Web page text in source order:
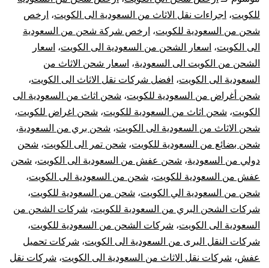
الي
الكويت
|
نقل
عفش
من
السعودية
للكويت
للكويت، اجراءات نقل الاثاث من السعودية الى الكويت، ارخص
شحن من السعودية للكويت، ارخص شركة شحن من السعودية
الى الكويت، اسعار الشحن من السعودية الى الكويت، اسعار
الشحن من الكويت الى السعودية، اسعار شحن الاثاث من
السعودية الى الكويت، افضل شركات نقل الاثاث الى الكويت،
شحن أغراض من السعودية للكويت، شحن اثاث من السعودية الى
الكويت، شحن اثاث من السعودية للكويت، شحن اغراض للكويت،
شحن الاثاث من السعودية الى الكويت، شحن بري من السعودية،
شحن بضائع من السعودية للكويت، شحن تمر الى الكويت، شحن
دولي من السعودية، شحن عفش من السعودية الى الكويت، شحن
عفش من السعودية للكويت، شحن من السعودية الى الكويت،
شحن من السعودية الي الكويت، شحن من السعودية للكويت،
شركات الشحن البري من السعودية للكويت، شركات الشحن من
السعودية الى الكويت، شركات الشحن من السعودية للكويت،
شركات النقل البرى من السعودية الى الكويت، شركات تحميل
عفش، شركات نقل الاثاث من السعودية الى الكويت، شركات نقل